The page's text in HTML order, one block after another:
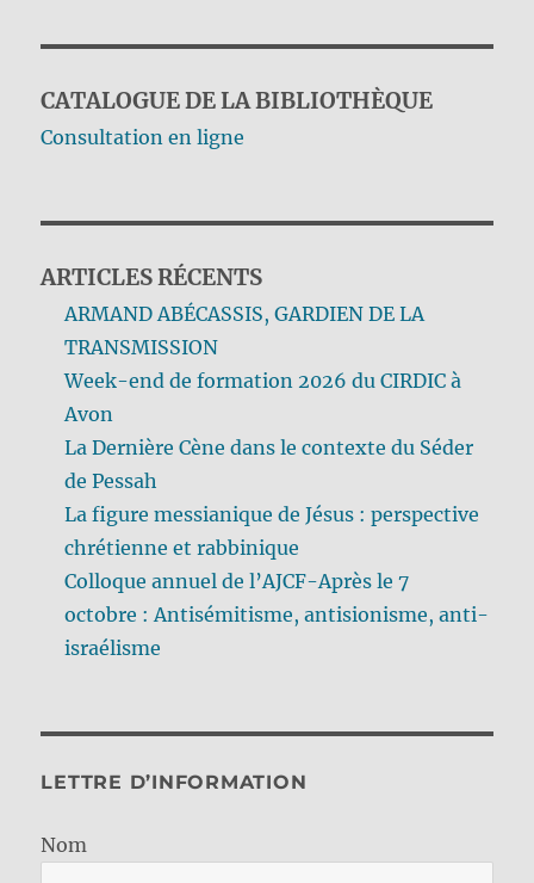
CATALOGUE DE LA BIBLIOTHÈQUE
Consultation en ligne
ARTICLES RÉCENTS
ARMAND ABÉCASSIS, GARDIEN DE LA
TRANSMISSION
Week-end de formation 2026 du CIRDIC à
Avon
La Dernière Cène dans le contexte du Séder
de Pessah
La figure messianique de Jésus : perspective
chrétienne et rabbinique
Colloque annuel de l’AJCF-Après le 7
octobre : Antisémitisme, antisionisme, anti-
israélisme
LETTRE D’INFORMATION
Nom